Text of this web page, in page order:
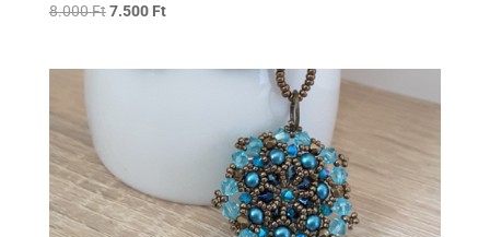
8.000Ft Original
7.500 FtCurrent